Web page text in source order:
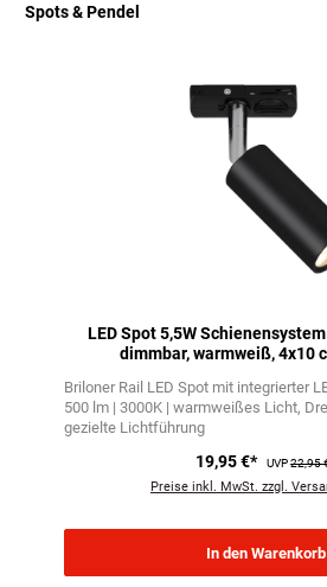
Spots & Pendel
LED Spot 5,5W
dimmbar, warmweiß, 4x10
Briloner Rail LED Spot mit integrierter
500 lm | 3000K | warmweißes Licht
gezielte Lichtführung
19,95 €* UVP22,95
Preise inkl. MwSt. zzgl.
In den Warenkorb